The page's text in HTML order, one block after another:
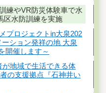
練やVR防災体験車で水
区水防訓練を実施
プロジェクトin大泉202
ション発祥の地 大泉
開催します～
が地域で生活できる体
の支援拠点『石神井い